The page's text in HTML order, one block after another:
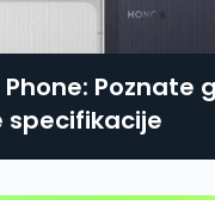
Poznate
specifikacije